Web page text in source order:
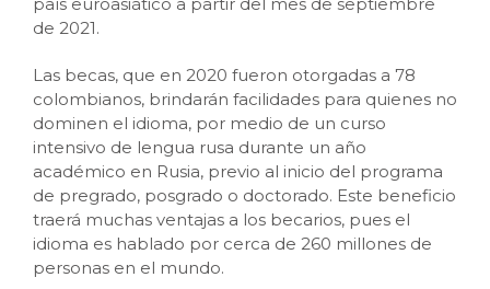
de 2021.
Las becas, que en 2020 fueron otorgadas a 78
colombianos, brindarán facilidades para quienes no
dominen el idioma, por medio de un curso
intensivo de lengua rusa durante un año
académico en Rusia, previo al inicio del programa
de pregrado, posgrado o doctorado. Este beneficio
traerá muchas ventajas a los becarios, pues el
idioma es hablado por cerca de 260 millones de
personas en el mundo.